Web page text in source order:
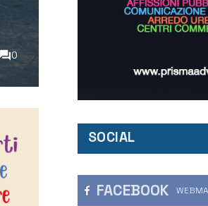
0
SOCIAL
FACEBOOK